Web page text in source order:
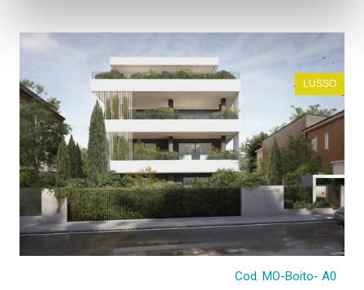
LUSSO
Cod. MO-Boito- A0